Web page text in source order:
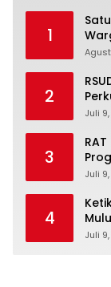
1
2
Juli
3
Juli
4
Juli